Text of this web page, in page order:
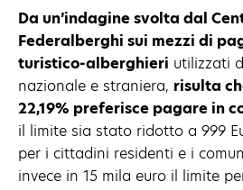
Da un’indagine svolta dal
Federalberghi sui mezzi di
turistico-alberghieri utilizzati
nazionale e straniera, risulta
22,19% preferisce pagare in
il limite sia stato ridotto a 999
per i cittadini residenti e i
invece in 15 mila euro il limite